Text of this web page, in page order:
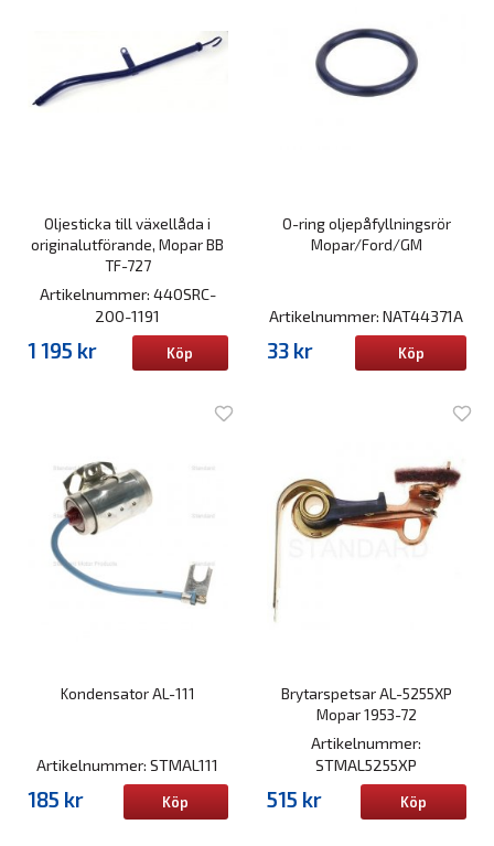
Oljesticka till växellåda i
originalutförande, Mopar BB
TF-727
Artikelnummer: 440SRC-
200-1191
1 195 kr Köp
O-ring oljepåfyllningsrör
Mopar/Ford/GM
Artikelnummer: NAT44371A
33 kr Köp
Kondensator AL-111
Artikelnummer: STMAL111
185 kr Köp
Brytarspetsar AL-5255XP
Mopar 1953-72
Artikelnummer:
STMAL5255XP
515 kr Köp